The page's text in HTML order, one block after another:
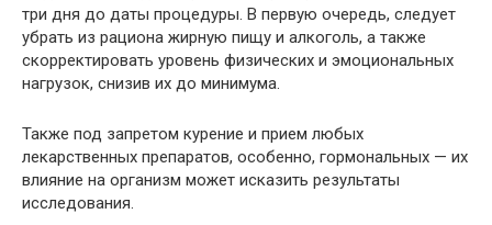
три дня до даты процедуры. В первую очередь, следует
убрать из рациона жирную пищу и алкоголь, а также
скорректировать уровень физических и эмоциональных
нагрузок, снизив их до минимума.
Также под запретом курение и прием любых
лекарственных препаратов, особенно, гормональных — их
влияние на организм может исказить результаты
исследования.